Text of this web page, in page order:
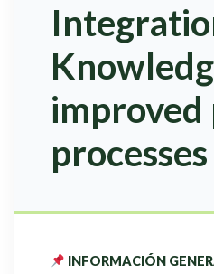
improved
processes
INFORMACIÓN